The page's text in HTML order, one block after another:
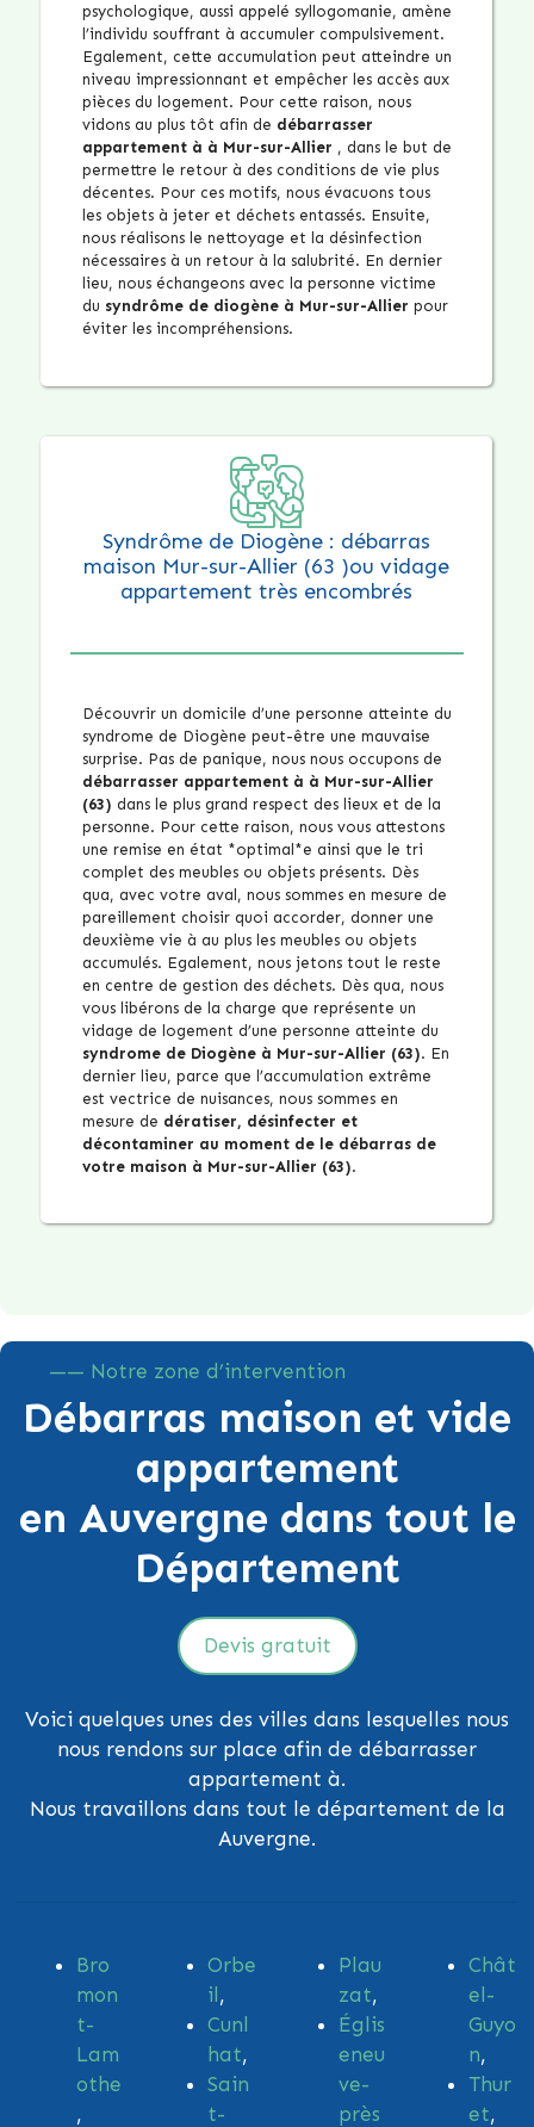
psychologique, aussi appelé syllogomanie, amène
l’individu souffrant à accumuler compulsivement.
Egalement, cette accumulation peut atteindre un
niveau impressionnant et empêcher les accès aux
pièces du logement. Pour cette raison, nous
vidons au plus tôt afin de débarrasser
appartement à à Mur-sur-Allier , dans le but de
permettre le retour à des conditions de vie plus
décentes. Pour ces motifs, nous évacuons tous
les objets à jeter et déchets entassés. Ensuite,
nous réalisons le nettoyage et la désinfection
nécessaires à un retour à la salubrité. En dernier
lieu, nous échangeons avec la personne victime
du syndrôme de diogène à Mur-sur-Allier pour
éviter les incompréhensions.
Syndrôme de Diogène : débarras
maison Mur-sur-Allier (63 )ou vidage
appartement très encombrés
Découvrir un domicile d’une personne atteinte du
syndrome de Diogène peut-être une mauvaise
surprise. Pas de panique, nous nous occupons de
débarrasser appartement à à Mur-sur-Allier
(63) dans le plus grand respect des lieux et de la
personne. Pour cette raison, nous vous attestons
une remise en état *optimal*e ainsi que le tri
complet des meubles ou objets présents. Dès
qua, avec votre aval, nous sommes en mesure de
pareillement choisir quoi accorder, donner une
deuxième vie à au plus les meubles ou objets
accumulés. Egalement, nous jetons tout le reste
en centre de gestion des déchets. Dès qua, nous
vous libérons de la charge que représente un
vidage de logement d’une personne atteinte du
syndrome de Diogène à Mur-sur-Allier (63). En
dernier lieu, parce que l’accumulation extrême
est vectrice de nuisances, nous sommes en
mesure de dératiser, désinfecter et
décontaminer au moment de le débarras de
votre maison à Mur-sur-Allier (63).
—— Notre zone d’intervention
Débarras maison et vide
appartement
en Auvergne dans tout le
Département
Devis gratuit
Voici quelques unes des villes dans lesquelles nous
nous rendons sur place afin de débarrasser
appartement à.
Nous travaillons dans tout le département de la
Auvergne.
Bro
mon
t-
Lam
othe
,
Orbe
il ,
Cunl
hat,
Sain
t-
Plau
zat,
Églis
eneu
ve-
près
Chât
el-
Guyo
n,
Thur
et,